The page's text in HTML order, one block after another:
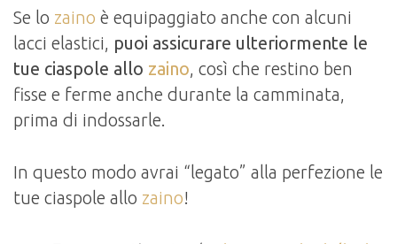
Se lo zaino è equipaggiato anche con alcuni
lacci elastici, puoi assicurare ulteriormente le
tue ciaspole allo zaino, così che restino ben
fisse e ferme anche durante la camminata,
prima di indossarle.
In questo modo avrai “legato” alla perfezione le
tue ciaspole allo zaino!